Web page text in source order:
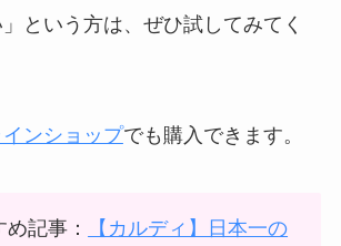
という方は、ぜひ試してみてく
ンショップでも購入できます。
記事：
【カルディ】日本一の